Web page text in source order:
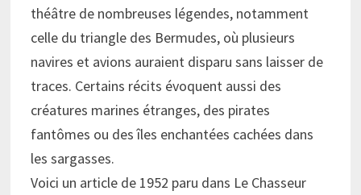
théâtre de nombreuses légendes, notamment
celle du triangle des Bermudes, où plusieurs
navires et avions auraient disparu sans laisser de
traces. Certains récits évoquent aussi des
créatures marines étranges, des pirates
fantômes ou des îles enchantées cachées dans
les sargasses.
Voici un article de 1952 paru dans Le Chasseur